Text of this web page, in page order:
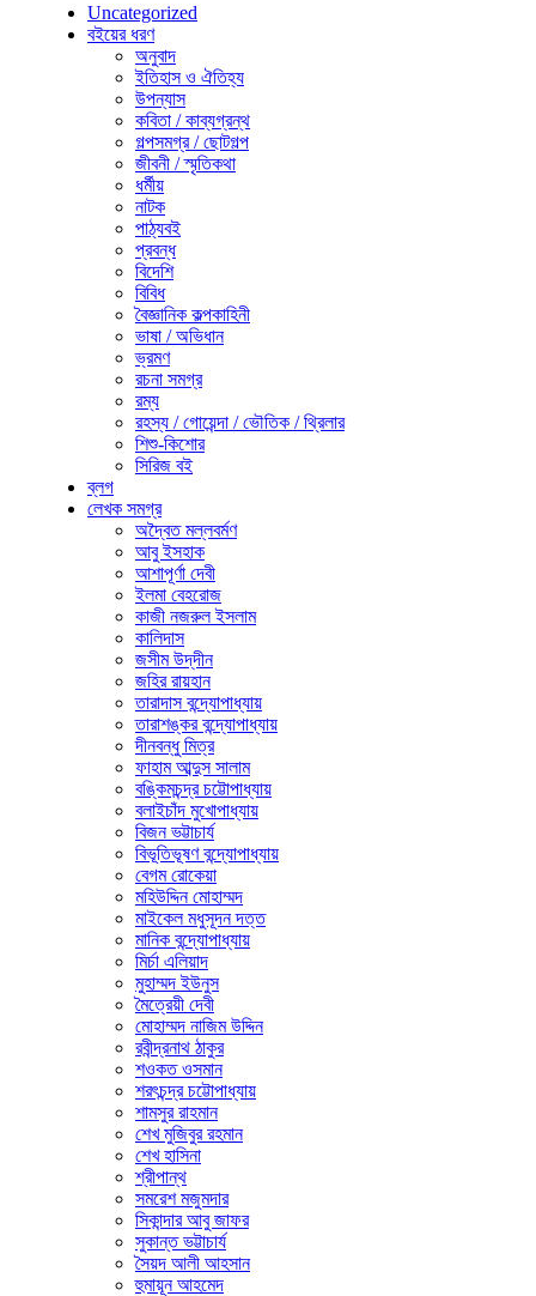
Uncategorized
বইয়ের ধরণ
অনুবাদ
ইতিহাস ও ঐতিহ্য
উপন্যাস
কবিতা / কাব্যগ্রন্থ
গল্পসমগ্র / ছোটগল্প
জীবনী / স্মৃতিকথা
ধর্মীয়
নাটক
পাঠ্যবই
প্রবন্ধ
বিদেশি
বিবিধ
বৈজ্ঞানিক কল্পকাহিনী
ভাষা / অভিধান
ভ্রমণ
রচনা সমগ্র
রম্য
রহস্য / গোয়েন্দা / ভৌতিক / থ্রিলার
শিশু-কিশোর
সিরিজ বই
ব্লগ
লেখক সমগ্র
অদ্বৈত মল্লবর্মণ
আবু ইসহাক
আশাপূর্ণা দেবী
ইলমা বেহরোজ
কাজী নজরুল ইসলাম
কালিদাস
জসীম উদ্‌দীন
জহির রায়হান
তারাদাস বন্দ্যোপাধ্যায়
তারাশঙ্কর বন্দ্যোপাধ্যায়
দীনবন্ধু মিত্র
ফাহাম আব্দুস সালাম
বঙ্কিমচন্দ্র চট্টোপাধ্যায়
বলাইচাঁদ মুখোপাধ্যায়
বিজন ভট্টাচার্য
বিভূতিভূষণ বন্দ্যোপাধ্যায়
বেগম রোকেয়া
মহিউদ্দিন মোহাম্মদ
মাইকেল মধুসূদন দত্ত
মানিক বন্দ্যোপাধ্যায়
মির্চা এলিয়াদ
মুহাম্মদ ইউনুস
মৈত্রেয়ী দেবী
মোহাম্মদ নাজিম উদ্দিন
রবীন্দ্রনাথ ঠাকুর
শওকত ওসমান
শরৎচন্দ্র চট্টোপাধ্যায়
শামসুর রাহমান
শেখ মুজিবুর রহমান
শেখ হাসিনা
শ্রীপান্থ
সমরেশ মজুমদার
সিকান্দার আবু জাফর
সুকান্ত ভট্টাচার্য
সৈয়দ আলী আহসান
হুমায়ূন আহমেদ